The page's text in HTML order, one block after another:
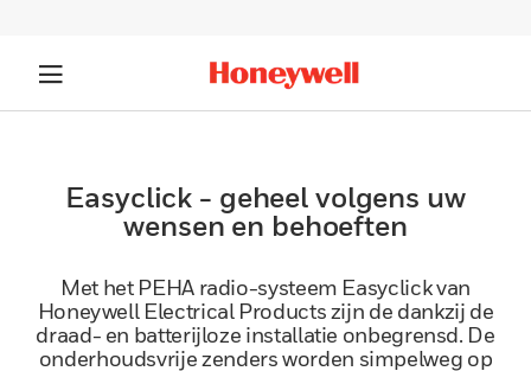
Easyclick - geheel volgens uw
wensen en behoeften
Met het PEHA radio-systeem Easyclick van
Honeywell Electrical Products zijn de dankzij de
draad- en batterijloze installatie onbegrensd. De
onderhoudsvrije zenders worden simpelweg op